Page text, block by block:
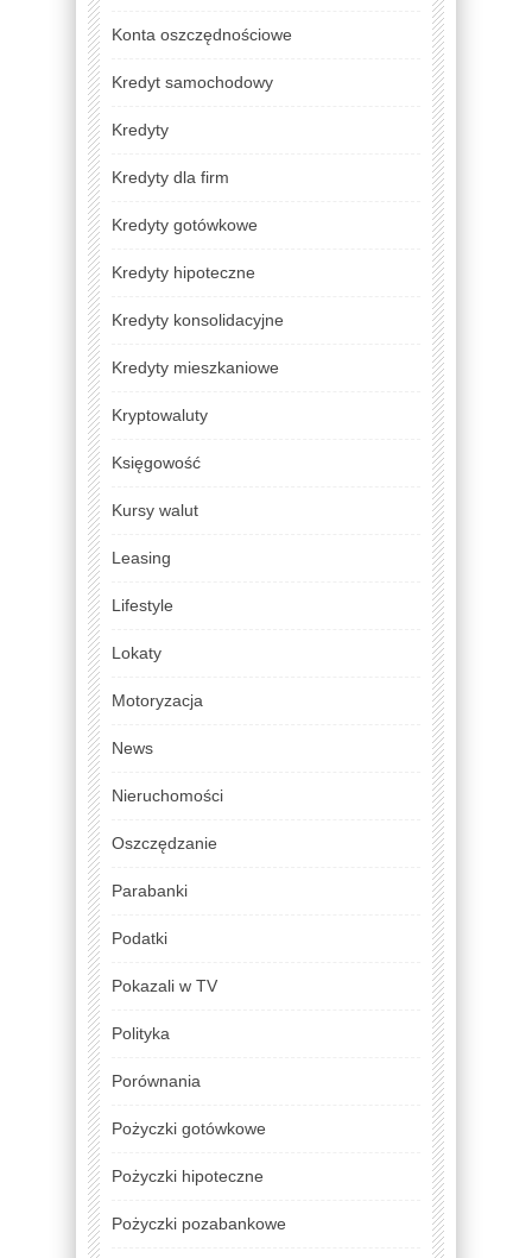
Konta oszczędnościowe
Kredyt samochodowy
Kredyty
Kredyty dla firm
Kredyty gotówkowe
Kredyty hipoteczne
Kredyty konsolidacyjne
Kredyty mieszkaniowe
Kryptowaluty
Księgowość
Kursy walut
Leasing
Lifestyle
Lokaty
Motoryzacja
News
Nieruchomości
Oszczędzanie
Parabanki
Podatki
Pokazali w TV
Polityka
Porównania
Pożyczki gotówkowe
Pożyczki hipoteczne
Pożyczki pozabankowe